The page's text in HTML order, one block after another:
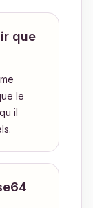
que
le
il